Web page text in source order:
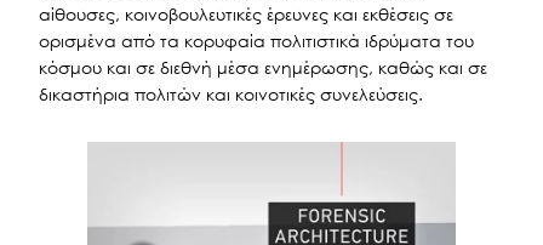
αίθουσες, κοινοβουλευτικές έρευνες και εκθέσεις σε
ορισμένα από τα κορυφαία πολιτιστικά ιδρύματα του
κόσμου και σε διεθνή μέσα ενημέρωσης, καθώς και σε
δικαστήρια πολιτών και κοινοτικές συνελεύσεις.